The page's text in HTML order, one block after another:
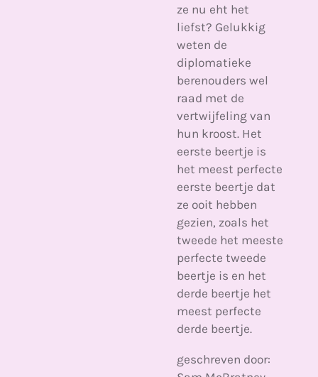
ze nu eht het
liefst? Gelukkig
weten de
diplomatieke
berenouders wel
raad met de
vertwijfeling van
hun kroost. Het
eerste beertje is
het meest perfecte
eerste beertje dat
ze ooit hebben
gezien, zoals het
tweede het meeste
perfecte tweede
beertje is en het
derde beertje het
meest perfecte
derde beertje.
geschreven door: